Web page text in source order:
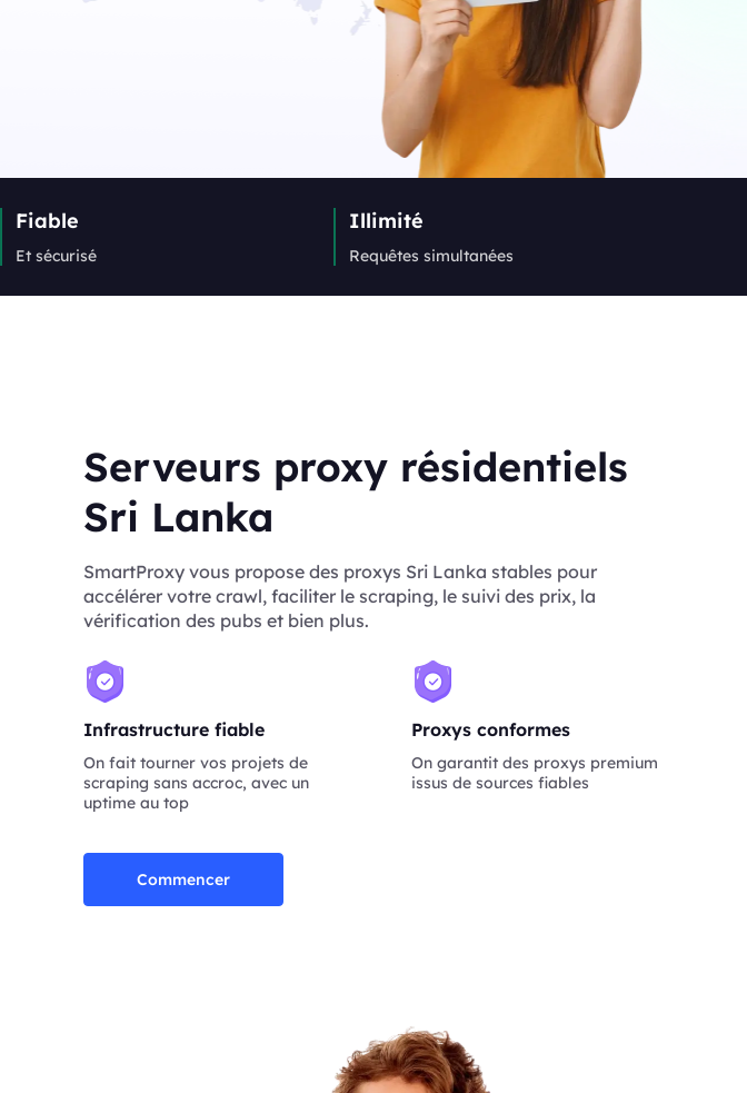
Fiable
Et sécurisé
Illimité
Requêtes simultanées
Serveurs proxy résidentiels
Sri Lanka
SmartProxy vous propose des proxys Sri Lanka stables pour
accélérer votre crawl, faciliter le scraping, le suivi des prix, la
vérification des pubs et bien plus.
Infrastructure fiable
On fait tourner vos projets de
scraping sans accroc, avec un
uptime au top
Proxys conformes
On garantit des proxys premium
issus de sources fiables
Commencer